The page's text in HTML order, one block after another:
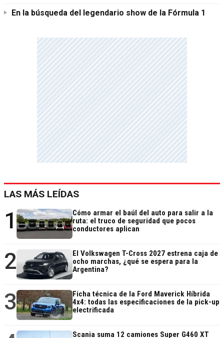
En la búsqueda del legendario show de la Fórmula 1
LAS MÁS LEÍDAS
1
Cómo armar el baúl del auto para salir a la
ruta: el truco de seguridad que pocos
conductores aplican
2
El Volkswagen T-Cross 2027 estrena caja de
ocho marchas, ¿qué se espera para la
Argentina?
3
Ficha técnica de la Ford Maverick Híbrida
4x4: todas las especificaciones de la pick-up
electrificada
Scania suma 12 camiones Super G460 XT